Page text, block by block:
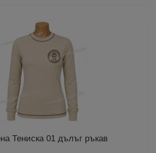
Тениска 01 дълъг ръкав